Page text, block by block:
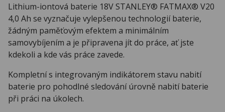
Lithium-iontová baterie 18V STANLEY® FATMAX® V20
4,0 Ah se vyznačuje vylepšenou technologií baterie,
žádným paměťovým efektem a minimálním
samovybíjením a je připravena jít do práce, ať jste
kdekoli a kde vás práce zavede.
Kompletní s integrovaným indikátorem stavu nabití
baterie pro pohodlné sledování úrovně nabití baterie
při práci na úkolech.